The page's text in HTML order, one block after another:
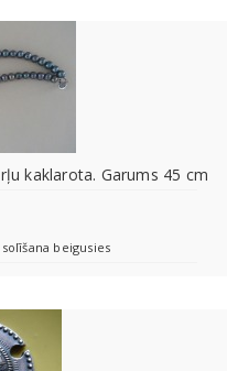
kaklarota. Garums 45 cm
beigusies